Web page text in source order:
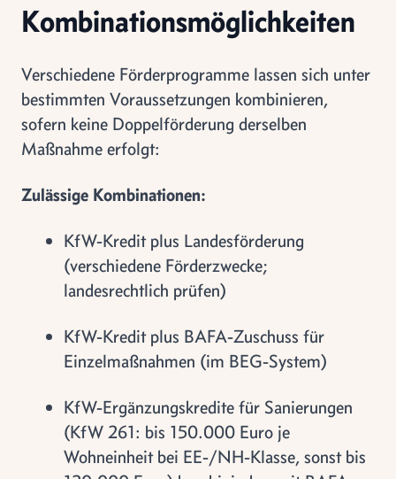
Kombinationsmöglichkeiten
Verschiedene Förderprogramme lassen sich unter
bestimmten Voraussetzungen kombinieren,
sofern keine Doppelförderung derselben
Maßnahme erfolgt:
Zulässige Kombinationen:
KfW-Kredit plus Landesförderung
(verschiedene Förderzwecke;
landesrechtlich prüfen)
KfW-Kredit plus BAFA-Zuschuss für
Einzelmaßnahmen (im BEG-System)
KfW-Ergänzungskredite für Sanierungen
(KfW 261: bis 150.000 Euro je
Wohneinheit bei EE-/NH-Klasse, sonst bis